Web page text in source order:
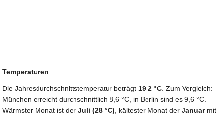
Temperaturen
Die Jahresdurchschnittstemperatur beträgt 19,2 °C . Zum Vergleich:
München erreicht durchschnittlich 8,6 °C, in Berlin sind es 9,6 °C.
Wärmster Monat ist der Juli (28 °C) , kältester Monat der Januarmit